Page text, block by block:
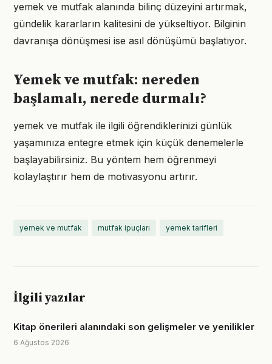
yemek ve mutfak alanında bilinç düzeyini artırmak,
gündelik kararların kalitesini de yükseltiyor. Bilginin
davranışa dönüşmesi ise asıl dönüşümü başlatıyor.
Yemek ve mutfak: nereden
başlamalı, nerede durmalı?
yemek ve mutfak ile ilgili öğrendiklerinizi günlük
yaşamınıza entegre etmek için küçük denemelerle
başlayabilirsiniz. Bu yöntem hem öğrenmeyi
kolaylaştırır hem de motivasyonu artırır.
yemek ve mutfak mutfak ipuçları yemek tarifleri
İlgili yazılar
Kitap önerileri alanındaki son gelişmeler ve yenilikler
6 Ağustos 2026